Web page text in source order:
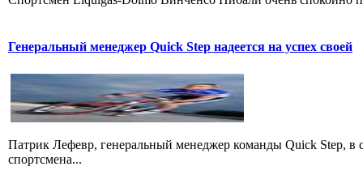
Генеральный менеджер Quick Step надеется на успех своей
Патрик Лефевр, генеральный менеджер команды Quick Step, в
спортсмена...